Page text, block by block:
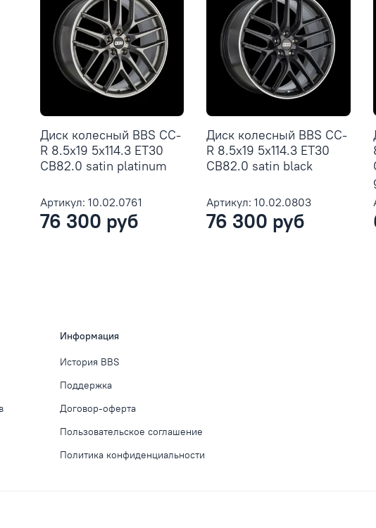
Диск колесный BBS CC-
R 8.5x19 5x114.3 ET30
CB82.0 satin platinum
Артикул: 10.02.0761
76 300 руб
Диск колесный BBS CC-
R 8.5x19 5x114.3 ET30
CB82.0 satin black
Артикул: 10.02.0803
76 300 руб
Информация
История BBS
Поддержка
Договор-оферта
Пользовательское соглашение
Политика конфиденциальности